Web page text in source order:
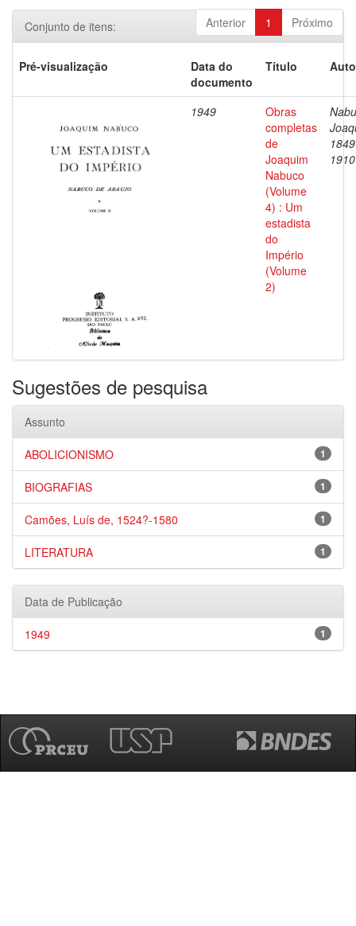
Anterior 1 Próximo
Conjunto de itens:
Pré-visualização
Data do
documento
Título
1949
Obras
completas
de
Joaquim
Nabuco
(Volume
4) : Um
estadista
do
Império
(Volume
2)
1910
Sugestões de pesquisa
Assunto
1
ABOLICIONISMO
1
BIOGRAFIAS
1
Camões, Luís de, 1524?-1580
1
LITERATURA
Data de Publicação
1
1949